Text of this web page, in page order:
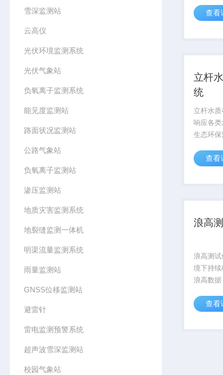
雪深监测站
云高仪
光伏环境监测系统
光伏气象站
负氧离子监测系统
能见度监测站
路面状况监测站
公路气象站
负氧离子监测站
渗压监测站
地质灾害监测系统
地裂缝监测一体机
明渠流量监测系统
雨量监测站
GNSS位移监测站
避雷针
雷电监测预警系统
超声波雪深监测站
校园气象站
行，大
查看
立杆
统
立杆水
响应各
生态环
查看
浪高
浪高测
境下持
浪高数
术支撑
查看